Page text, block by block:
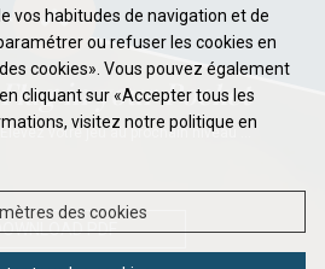
Flag in your Pocket
Élevez votre jeu au prochain niveau ...
PDF
vos habitudes de navigation et de
ou refuser les cookies en
cookies». Vous pouvez également
cliquant sur «Accepter tous les
visitez notre politique en
des cookies